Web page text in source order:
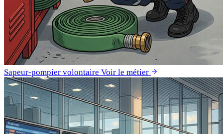
Sapeur-pompier volontaire Voir le métier